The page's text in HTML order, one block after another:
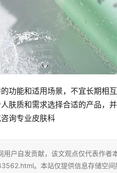
功能和适用场景，不宜长期相
肤质和需求选择合适的产品，
询专业皮肤科
户自发贡献，该文观点仅代表作者
。本站仅提供信息存储空间